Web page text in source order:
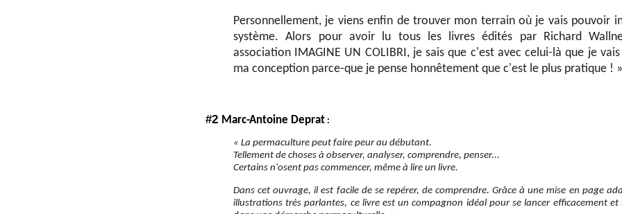
Personnellement, je viens enfin de trouver mon terrain où je vais pouvoir
système. Alors pour avoir lu tous les livres édités par Richard
association IMAGINE UN COLIBRI, je sais que c'est avec celui-là que je
ma conception parce-que je pense honnêtement que c'est le plus pratique ! »
#2 Marc-Antoine Deprat :
« La permaculture peut faire peur au débutant.
Tellement de choses à observer, analyser, comprendre, penser...
Certains n'osent pas commencer, même à lire un livre.
Dans cet ouvrage, il est facile de se repérer, de comprendre. Grâce à une mise en page
illustrations très parlantes, ce livre est un compagnon idéal pour se lancer efficacement et